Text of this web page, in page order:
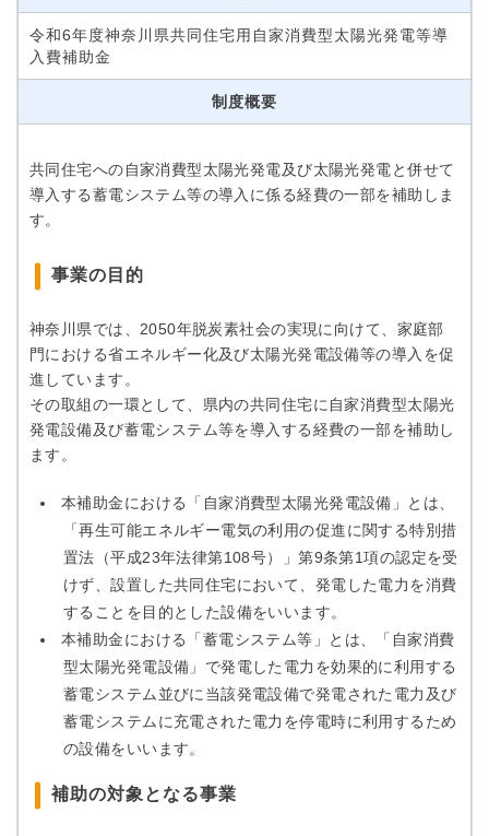
令和6年度神奈川県共同住宅用自家消費型太陽光発電等導
入費補助金
制度概要
共同住宅への自家消費型太陽光発電及び太陽光発電と併せて
導入する蓄電システム等の導入に係る経費の一部を補助しま
す。
事業の目的
神奈川県では、2050年脱炭素社会の実現に向けて、家庭部
門における省エネルギー化及び太陽光発電設備等の導入を促
進しています。
その取組の一環として、県内の共同住宅に自家消費型太陽光
発電設備及び蓄電システム等を導入する経費の一部を補助し
ます。
本補助金における「自家消費型太陽光発電設備」とは、
「再生可能エネルギー電気の利用の促進に関する特別措
置法（平成23年法律第108号）」第9条第1項の認定を受
けず、設置した共同住宅において、発電した電力を消費
することを目的とした設備をいいます。
本補助金における「蓄電システム等」とは、「自家消費
型太陽光発電設備」で発電した電力を効果的に利用する
蓄電システム並びに当該発電設備で発電された電力及び
蓄電システムに充電された電力を停電時に利用するため
の設備をいいます。
補助の対象となる事業